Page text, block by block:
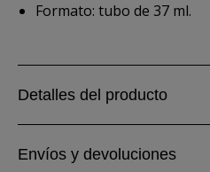
Formato: tubo de 37 ml.
Detalles del producto
Envíos y devoluciones